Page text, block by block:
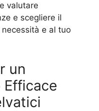
valutare
e scegliere il
e al tuo
un